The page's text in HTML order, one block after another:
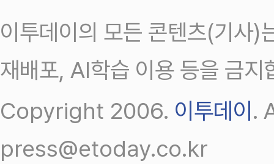
이투데이의 모든 콘텐츠(기사)
재배포, AI학습 이용 등을 금지
Copyright 2006. 이투데이 .
press@etoday.co.kr